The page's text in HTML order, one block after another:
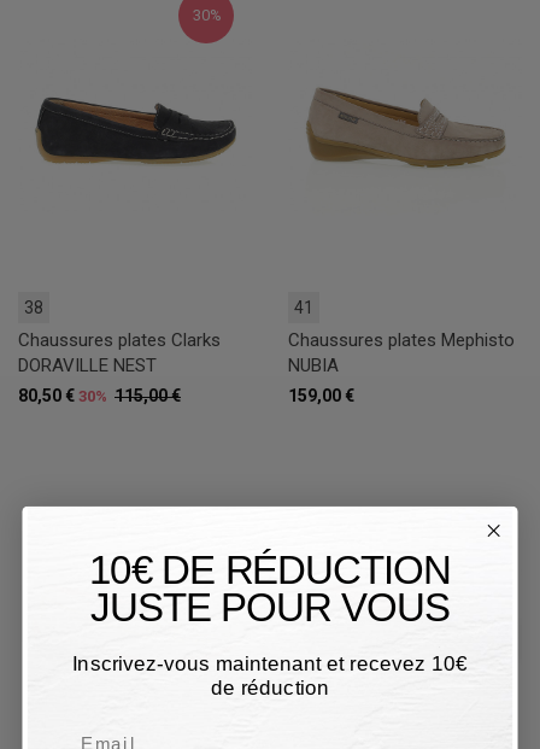
30%
38
Chaussures plates Clarks
DORAVILLE NEST
115,00 €
80,50 € 30%
41
Chaussures plates Mephisto
NUBIA
159,00 €
10€ DE RÉDUCTION
JUSTE POUR VOUS
Inscrivez-vous maintenant et recevez 10€
de réduction